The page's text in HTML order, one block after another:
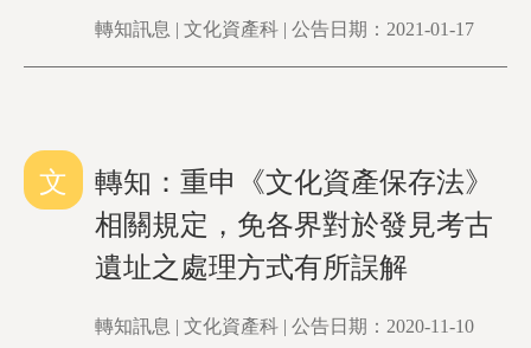
轉知訊息 | 文化資產科 | 公告日期：2021-01-17
文
轉知：重申《文化資產保存法》
相關規定，免各界對於發見考古
遺址之處理方式有所誤解
轉知訊息 | 文化資產科 | 公告日期：2020-11-10